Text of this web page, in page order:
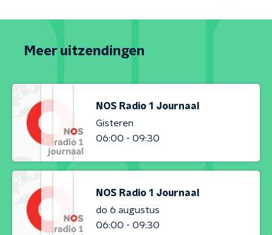
Meer uitzendingen
NOS Radio 1 Journaal
Gisteren
06:00 - 09:30
NOS Radio 1 Journaal
do 6 augustus
06:00 - 09:30